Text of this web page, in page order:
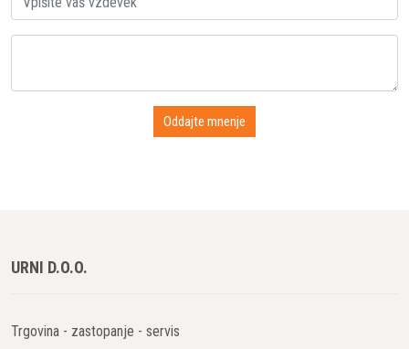
URNI D.O.O.
Trgovina - zastopanje - servis